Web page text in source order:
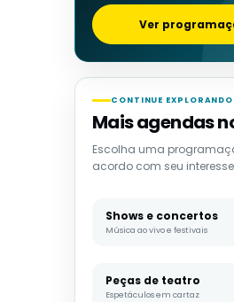
Ver
CONTINUE EXPLORANDO
Mais agendas
Escolha uma
acordo com seu
Shows e concertos
Música ao vivo e festivais
Peças de teatro
Espetáculos em cartaz